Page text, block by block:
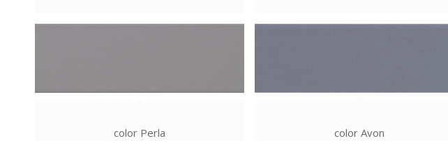
color Perla
color Avon